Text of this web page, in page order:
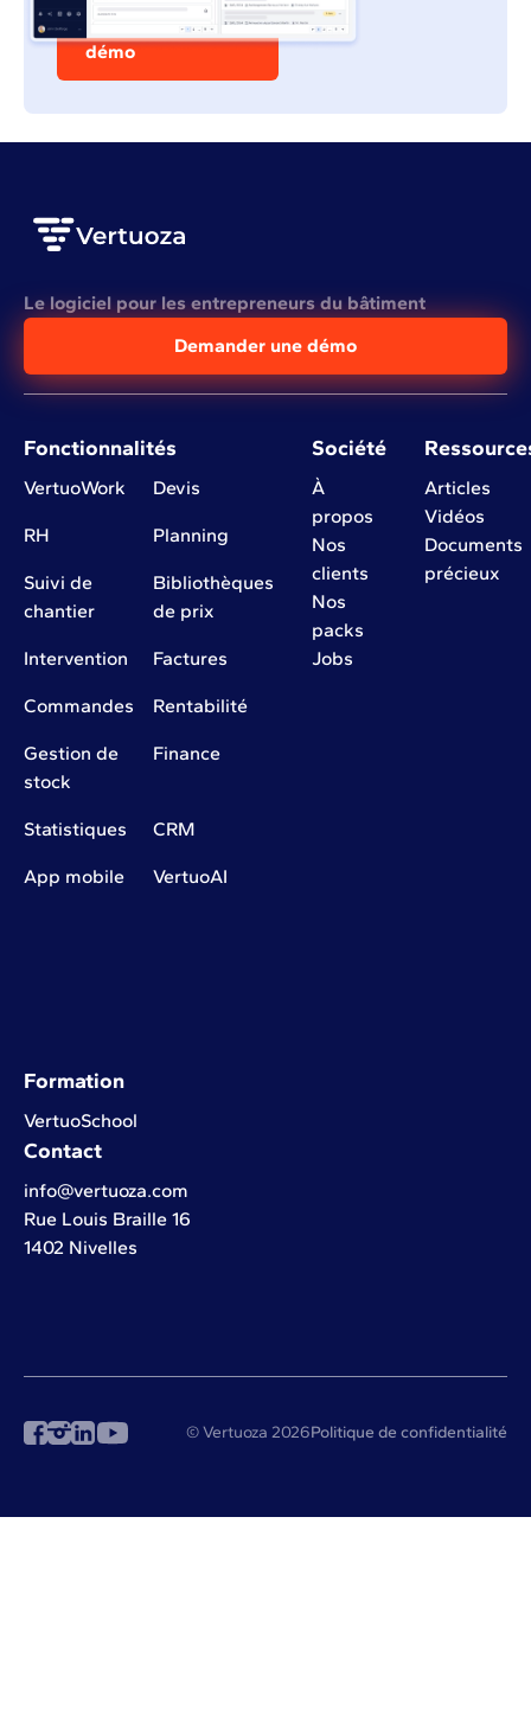
Demander une
démo
Le logiciel pour les entrepreneurs du bâtiment
Demander une démo
Fonctionnalités
VertuoWork Devis
RH Planning
Suivi de
chantier
Bibliothèques
de prix
Intervention Factures
Commandes Rentabilité
Gestion de
stock
Finance
Statistiques CRM
App mobile VertuoAI
Société
À
propos
Nos
clients
Nos
packs
Jobs
Articles
Vidéos
Documents
précieux
Formation
VertuoSchool
Contact
info@vertuoza.com
Rue Louis Braille 16
1402 Nivelles
© Vertuoza 2026Politique de confidentialité